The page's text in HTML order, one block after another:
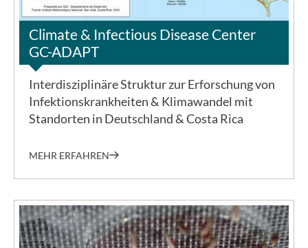
©MINAEA
Climate & Infectious Disease Center
GC-ADAPT
Interdisziplinäre Struktur zur Erforschung von
Infektionskrankheiten & Klimawandel mit
Standorten in Deutschland & Costa Rica
MEHR ERFAHREN